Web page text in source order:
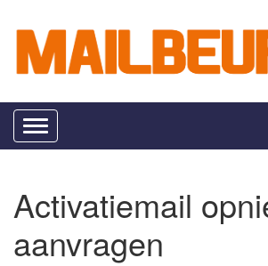
Toggle
navigation
Activatiemail
aanvragen